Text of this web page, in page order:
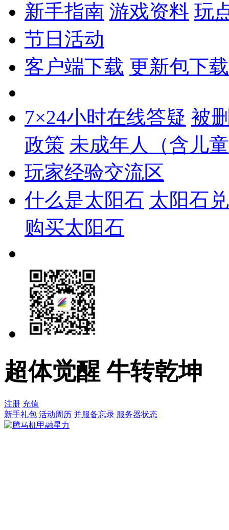
新手指南 游戏资料 玩
节日活动
客户端下载 更新包下载
7×24小时在线答疑 被
政策 未成年人（含儿
玩家经验交流区
什么是太阳石 太阳石
购买太阳石
超体觉醒 牛转乾坤
注册 充值
新手礼包 活动周历 并服备忘录 服务器状态